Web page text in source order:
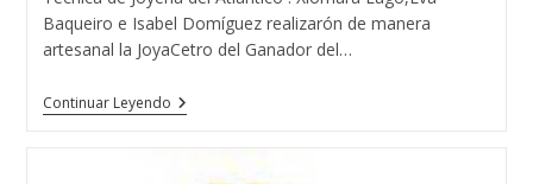
Baqueiro e Isabel Domíguez realizarón de manera
artesanal la JoyaCetro del Ganador del…
Continuar LeyendoEl
Guapo